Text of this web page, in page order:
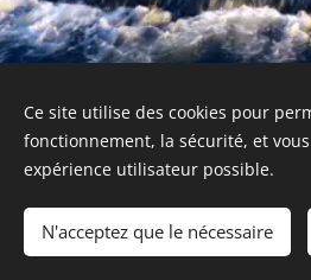
Cookies
Langues
Ce site utilise des cookies pour
fonctionnement, la sécurité, et
expérience utilisateur possible.
N'acceptez que le nécessaire